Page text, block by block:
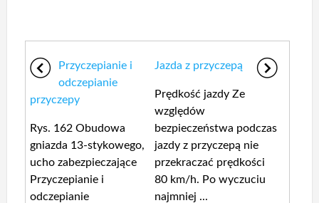
Przyczepianie i
odczepianie
przyczepy
Rys. 162 Obudowa
gniazda 13-stykowego,
ucho zabezpieczające
Przyczepianie i
odczepianie
Jazda z przyczepą
Prędkość jazdy Ze
względów
bezpieczeństwa podczas
jazdy z przyczepą nie
przekraczać prędkości
80 km/h. Po wyczuciu
najmniej ...